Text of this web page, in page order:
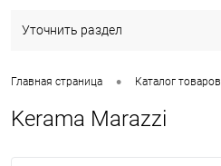
Уточнить раздел
Главная страница • Каталог товаров
Kerama Marazzi